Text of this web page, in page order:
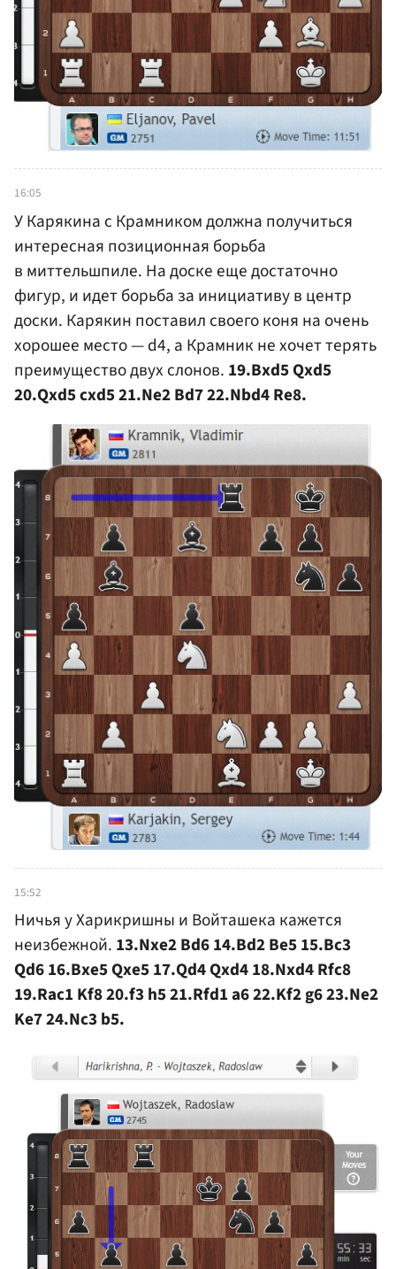
16:05
У Карякина с Крамником должна получиться
интересная позиционная борьба
в миттельшпиле. На доске еще достаточно
фигур, и идет борьба за инициативу в центр
доски. Карякин поставил своего коня на очень
хорошее место — d4, а Крамник не хочет терять
преимущество двух слонов. 19.Bxd5 Qxd5
20.Qxd5 cxd5 21.Ne2 Bd7 22.Nbd4 Re8.
15:52
Ничья у Харикришны и Войташека кажется
неизбежной. 13.Nxe2 Bd6 14.Bd2 Be5 15.Bc3
Qd6 16.Bxe5 Qxe5 17.Qd4 Qxd4 18.Nxd4 Rfc8
19.Rac1 Kf8 20.f3 h5 21.Rfd1 a6 22.Kf2 g6 23.Ne2
Ke7 24.Nc3 b5.